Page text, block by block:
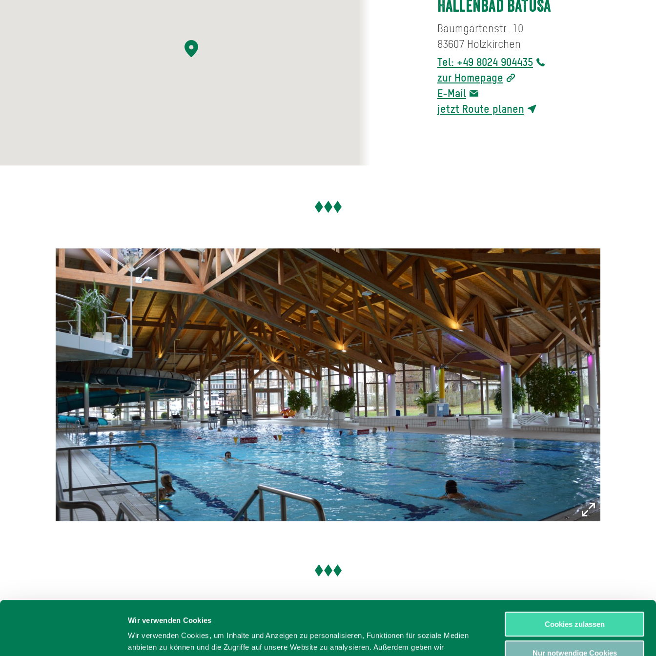
Wir verwenden Cookies
Wir verwenden Cookies, um Inhalte und Anzeigen zu personalisieren, Funktionen für soziale Medien
anbieten zu können und die Zugriffe auf unsere Website zu analysieren. Außerdem geben wir
Cookies zulassen
Nur notwendige Cookies
Hallenbad BaTuSa
Baumgartenstr. 10
83607 Holzkirchen
Tel: +49 8024 904435
zur Homepage
E-Mail
jetzt Route planen